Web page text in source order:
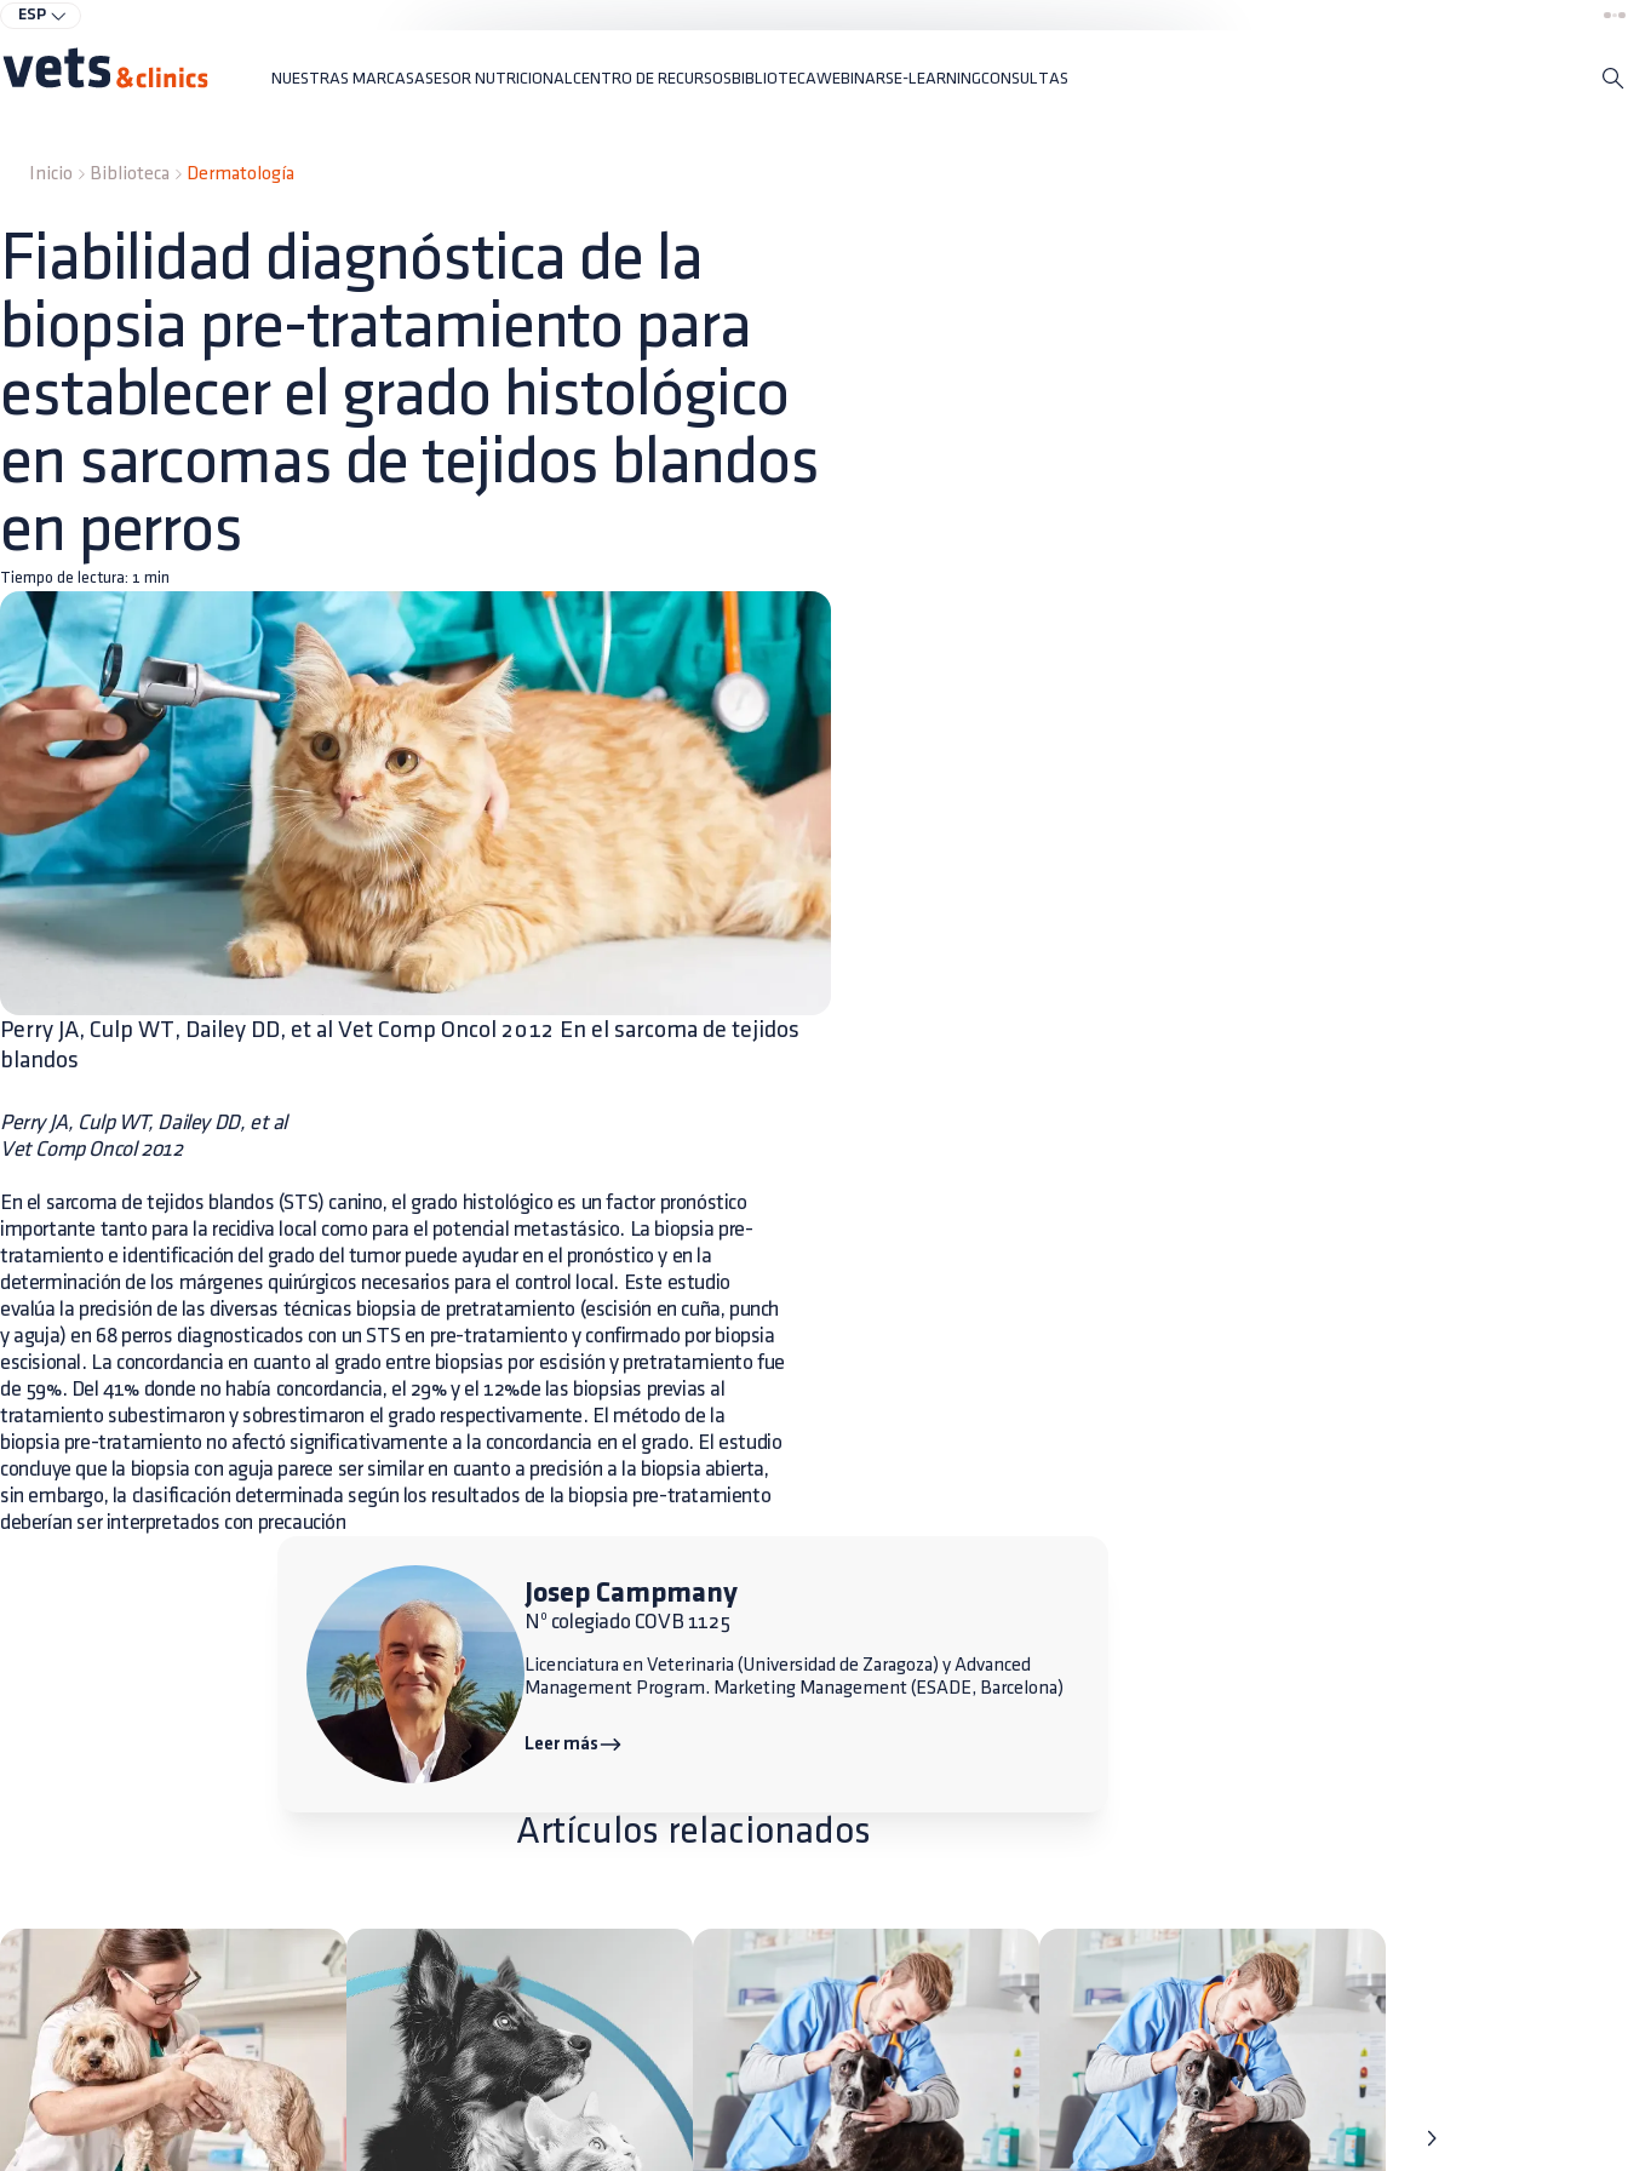
ESP
NUESTRAS MARCASASESOR NUTRICIONAL CENTRO DE RECURSOSBIBLIOTECAWEBINARSE-LEARNINGCONSULTAS
Inicio Biblioteca Dermatología
Fiabilidad diagnóstica de la
biopsia pre-tratamiento para
establecer el grado histológico
en sarcomas de tejidos blandos
en perros
Tiempo de lectura: 1 min
Perry JA, Culp WT, Dailey DD, et al Vet Comp Oncol 2012 En el sarcoma de tejidos
blandos
Perry JA, Culp WT, Dailey DD, et al
Vet Comp Oncol 2012
En el sarcoma de tejidos blandos (STS) canino, el grado histológico es un factor pronóstico
importante tanto para la recidiva local como para el potencial metastásico. La biopsia pre-
tratamiento e identificación del grado del tumor puede ayudar en el pronóstico y en la
determinación de los márgenes quirúrgicos necesarios para el control local. Este estudio
evalúa la precisión de las diversas técnicas biopsia de pretratamiento (escisión en cuña, punch
y aguja) en 68 perros diagnosticados con un STS en pre-tratamiento y confirmado por biopsia
escisional. La concordancia en cuanto al grado entre biopsias por escisión y pretratamiento fue
de 59%. Del 41% donde no había concordancia, el 29% y el 12%de las biopsias previas al
tratamiento subestimaron y sobrestimaron el grado respectivamente. El método de la
biopsia pre-tratamiento no afectó significativamente a la concordancia en el grado. El estudio
concluye que la biopsia con aguja parece ser similar en cuanto a precisión a la biopsia abierta,
sin embargo, la clasificación determinada según los resultados de la biopsia pre-tratamiento
deberían ser interpretados con precaución
Josep Campmany
Nº colegiado COVB 1125
Licenciatura en Veterinaria (Universidad de Zaragoza) y Advanced
Management Program. Marketing Management (ESADE, Barcelona)
Leer más
Artículos relacionados